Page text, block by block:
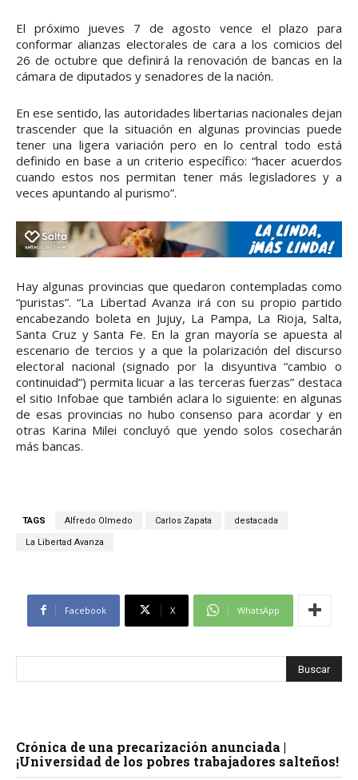
El próximo jueves 7 de agosto vence el plazo para
conformar alianzas electorales de cara a los comicios del
26 de octubre que definirá la renovación de bancas en la
cámara de diputados y senadores de la nación.
En ese sentido, las autoridades libertarias nacionales dejan
trascender que la situación en algunas provincias puede
tener una ligera variación pero en lo central todo está
definido en base a un criterio específico: “hacer acuerdos
cuando estos nos permitan tener más legisladores y a
veces apuntando al purismo”.
Hay algunas provincias que quedaron contempladas como
“puristas”. “La Libertad Avanza irá con su propio partido
encabezando boleta en Jujuy, La Pampa, La Rioja, Salta,
Santa Cruz y Santa Fe. En la gran mayoría se apuesta al
escenario de tercios y a que la polarización del discurso
electoral nacional (signado por la disyuntiva “cambio o
continuidad”) permita licuar a las terceras fuerzas” destaca
el sitio Infobae que también aclara lo siguiente: en algunas
de esas provincias no hubo consenso para acordar y en
otras Karina Milei concluyó que yendo solos cosecharán
más bancas.
TAGS Alfredo Olmedo Carlos Zapata destacada
La Libertad Avanza
Facebook X WhatsApp
Crónica de una precarización anunciada |
¡Universidad de los pobres trabajadores salteños!